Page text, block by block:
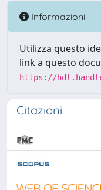
Informazioni
Utilizza questo
link a questo
https://
Citazioni